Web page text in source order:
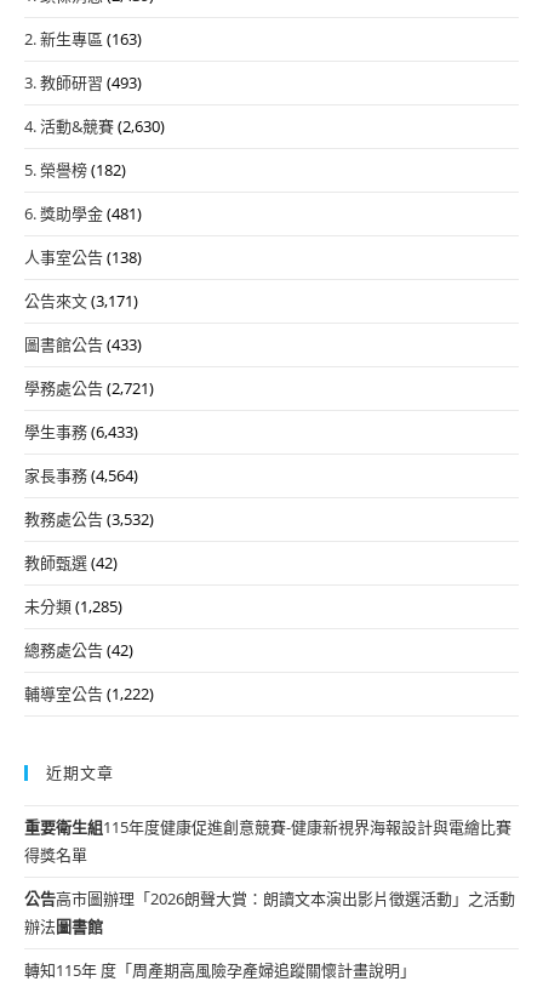
2. 新生專區 (163)
3. 教師研習 (493)
4. 活動&競賽(2,630)
5. 榮譽榜(182)
6. 獎助學金(481)
人事室公告(138)
公告來文(3,171)
圖書館公告(433)
學務處公告(2,721)
學生事務(6,433)
家長事務(4,564)
教務處公告(3,532)
教師甄選(42)
未分類(1,285)
總務處公告(42)
輔導室公告(1,222)
近期文章
重要衛生組115年度健康促進創意競賽-健康新視界海報設計與電繪比賽
得獎名單
公告高市圖辦理「2026朗聲大賞：朗讀文本演出影片徵選活動」之活動
辦法圖書館
轉知115年 度「周產期高風險孕產婦追蹤關懷計畫說明」